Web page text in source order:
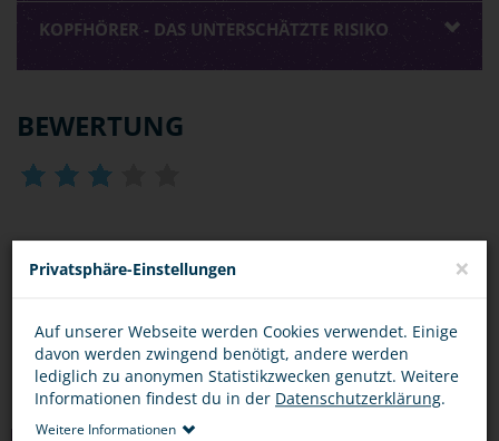
KOPFHÖRER - DAS UNTERSCHÄTZTE RISIKO
BEWERTUNG
DIESEN ARTIKEL ...
Privatsphäre-Einstellungen ×
Auf unserer Webseite werden Cookies verwendet. Einige
davon werden zwingend benötigt, andere werden
lediglich zu anonymen Statistikzwecken genutzt. Weitere
Informationen findest du in der Datenschutzerklärung.
Weitere Informationen